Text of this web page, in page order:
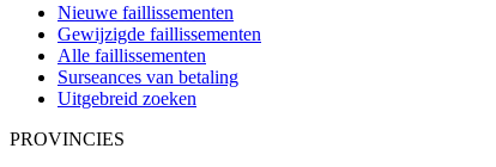
Nieuwe faillissementen
Gewijzigde faillissementen
Alle faillissementen
Surseances van betaling
Uitgebreid zoeken
PROVINCIES